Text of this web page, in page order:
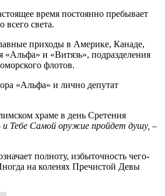
время постоянно пребывает
света.
приходы в Америке, Канаде,
и «Витязь», подразделения
флотов.
«Альфа» и лично депутат
храме в день Сретения
и Тебе Самой оружие пройдет душу, –
полноту, избыточность чего-
на коленях Пречистой Девы